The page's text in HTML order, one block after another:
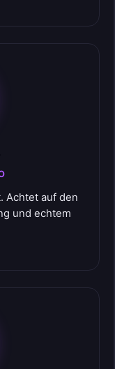
Achtet auf den
und echtem